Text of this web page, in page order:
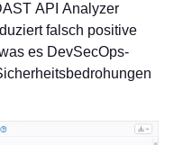
API Analyzer
falsch positive
es DevSecOps-